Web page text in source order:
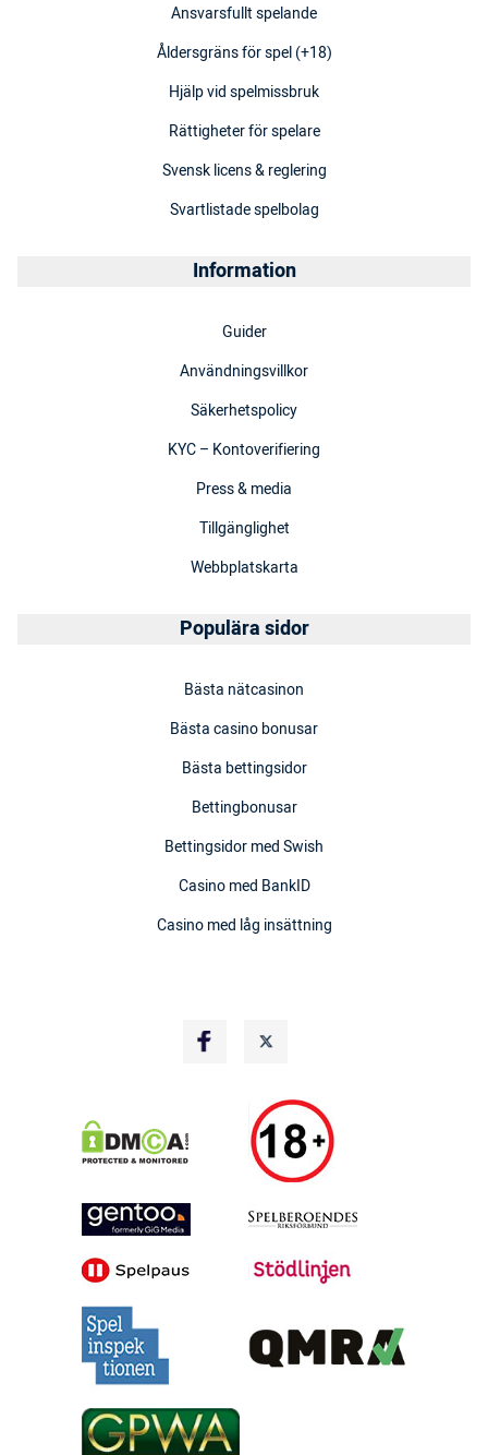
Ansvarsfullt spelande
Åldersgräns för spel (+18)
Hjälp vid spelmissbruk
Rättigheter för spelare
Svensk licens & reglering
Svartlistade spelbolag
Information
Guider
Användningsvillkor
Säkerhetspolicy
KYC – Kontoverifiering
Press & media
Tillgänglighet
Webbplatskarta
Populära sidor
Bästa nätcasinon
Bästa casino bonusar
Bästa bettingsidor
Bettingbonusar
Bettingsidor med Swish
Casino med BankID
Casino med låg insättning